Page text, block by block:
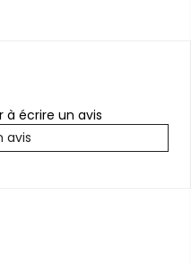
à écrire un avis
avis